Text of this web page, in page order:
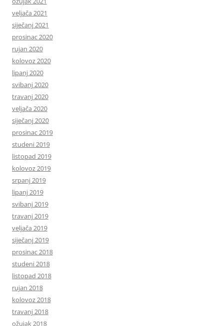
veljača 2021
siječanj 2021
prosinac 2020
rujan 2020
kolovoz 2020
lipanj 2020
svibanj 2020
travanj 2020
veljača 2020
siječanj 2020
prosinac 2019
studeni 2019
listopad 2019
kolovoz 2019
srpanj 2019
lipanj 2019
svibanj 2019
travanj 2019
veljača 2019
siječanj 2019
prosinac 2018
studeni 2018
listopad 2018
rujan 2018
kolovoz 2018
travanj 2018
ožujak 2018